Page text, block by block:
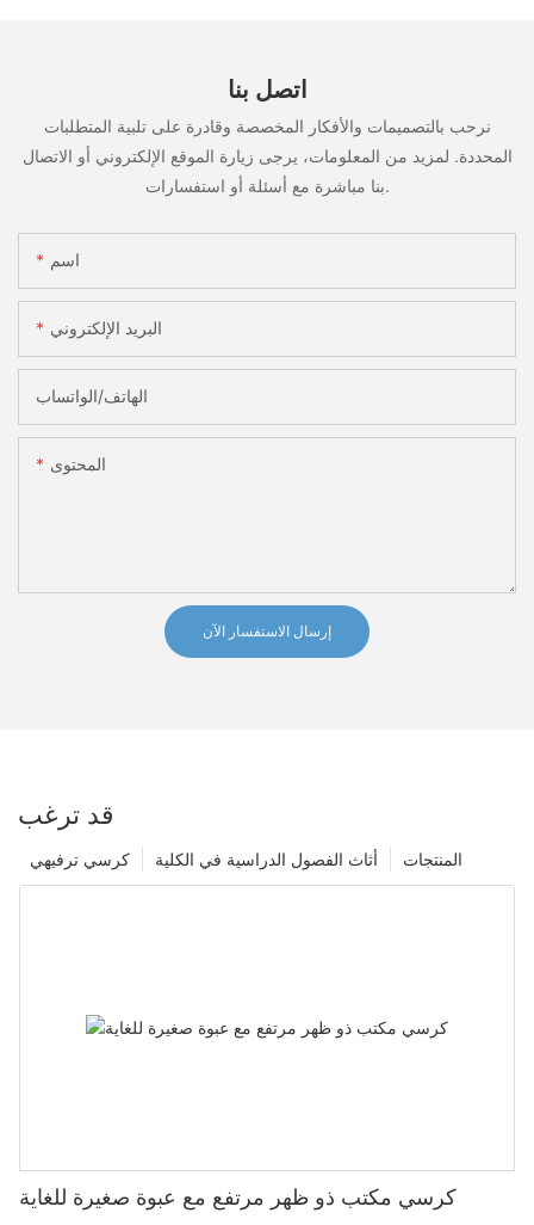
اتصل بنا
نرحب بالتصميمات والأفكار المخصصة وقادرة على تلبية المتطلبات
المحددة. لمزيد من المعلومات، يرجى زيارة الموقع الإلكتروني أو الاتصال
بنا مباشرة مع أسئلة أو استفسارات.
اسم
البريد الإلكتروني
الهاتف/الواتساب
المحتوى
إرسال الاستفسار الآن
قد ترغب
المنتجات أثاث الفصول الدراسية في الكلية كرسي ترفيهي
كرسي مكتب ذو ظهر مرتفع مع عبوة صغيرة للغاية